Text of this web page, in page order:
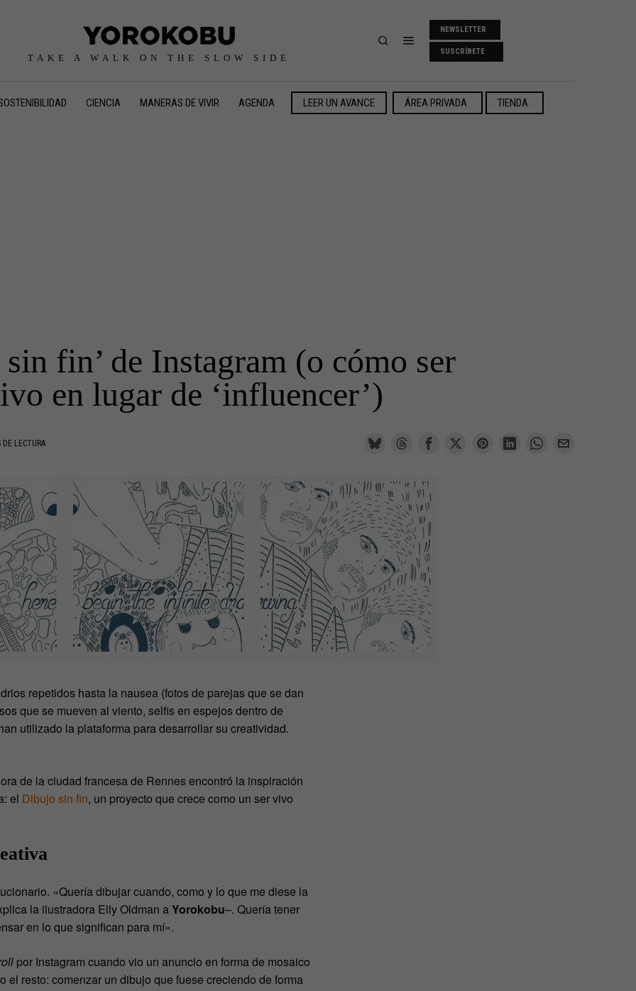
TAKE A WALK ON THE SLOW SIDE
NEWSLETTER
SUSCRÍBETE
CIENCIA MANERAS DE VIVIR AGENDA LEER UN AVANCE ÁREA PRIVADA TIENDA
fin’ de Instagram (o cómo ser
en lugar de ‘influencer’)
LECTURA
repetidos hasta la nausea (fotos de parejas que se dan
que se mueven al viento, selfis en espejos dentro de
utilizado la plataforma para desarrollar su creatividad.
de la ciudad francesa de Rennes encontró la inspiración
el Dibujo sin fin, un proyecto que crece como un ser vivo
«Quería dibujar cuando, como y lo que me diese la
la ilustradora Elly Oldman a Yorokobu–. Quería tener
en lo que significan para mí».
por Instagram cuando vio un anuncio en forma de mosaico
el resto: comenzar un dibujo que fuese creciendo de forma